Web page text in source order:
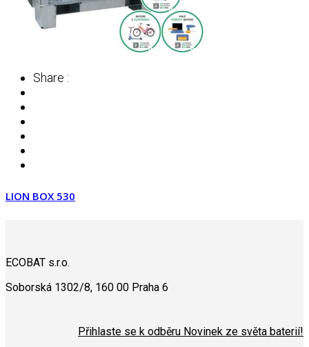
Share :
LION BOX 530
ECOBAT s.r.o.
Soborská 1302/8, 160 00 Praha 6
Přihlaste se k odběru Novinek ze světa baterií!